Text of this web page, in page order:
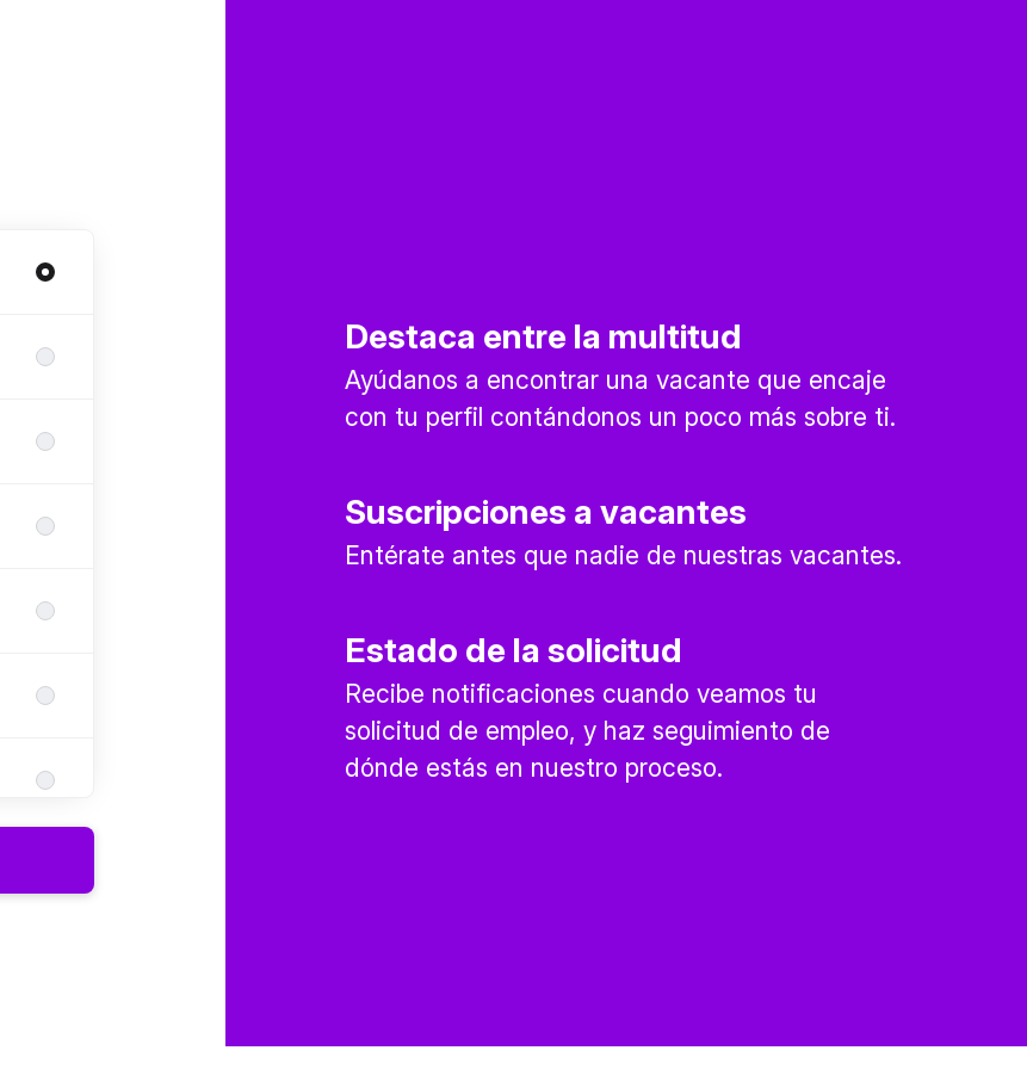
Destaca entre la multitud
Ayúdanos a encontrar una vacante que encaje
con tu perfil contándonos un poco más sobre ti.
Suscripciones a vacantes
Entérate antes que nadie de nuestras vacantes.
Estado de la solicitud
Recibe notificaciones cuando veamos tu
solicitud de empleo, y haz seguimiento de
dónde estás en nuestro proceso.